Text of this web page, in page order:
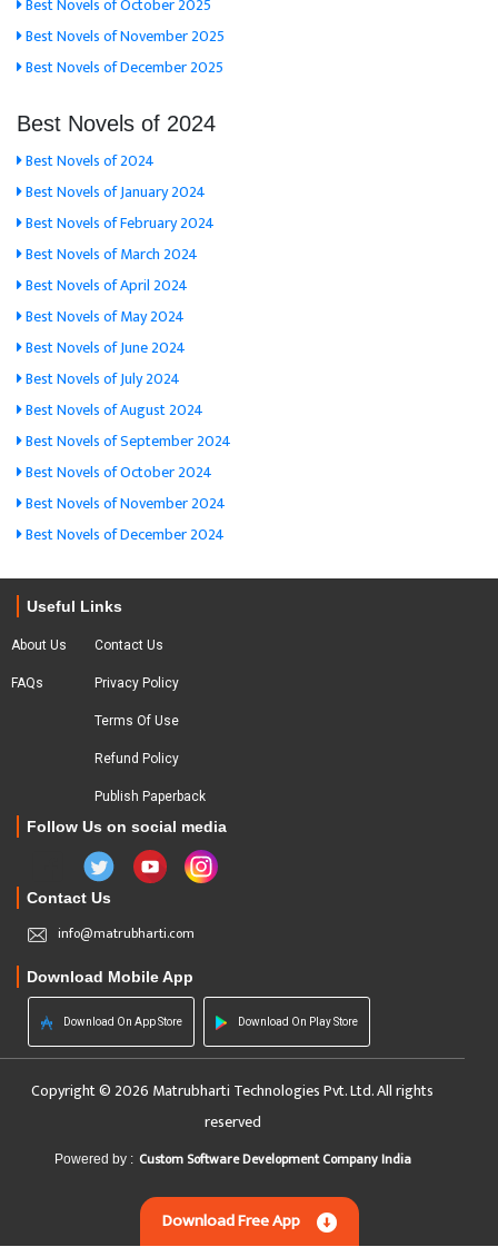
Best Novels of November 2025
Best Novels of December 2025
Best Novels of 2024
Best Novels of 2024
Best Novels of January 2024
Best Novels of February 2024
Best Novels of March 2024
Best Novels of April 2024
Best Novels of May 2024
Best Novels of June 2024
Best Novels of July 2024
Best Novels of August 2024
Best Novels of September 2024
Best Novels of October 2024
Best Novels of November 2024
Best Novels of December 2024
Useful Links
About Us
FAQs
Contact Us
Privacy Policy
Terms Of Use
Refund Policy
Publish Paperback
Follow Us on social media
Contact Us
info@matrubharti.com
Download Mobile App
Download On App Store Download On Play Store
Copyright © 2026 Matrubharti Technologies Pvt. Ltd. All rights
reserved
Powered by : Custom Software Development Company India
Download Free App